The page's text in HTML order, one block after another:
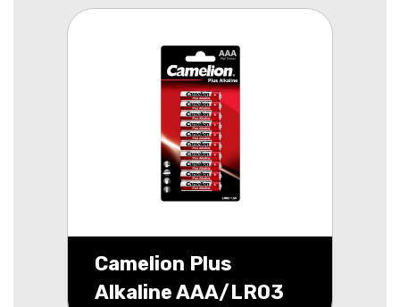
Camelion Plus
Alkaline AAA/LR03